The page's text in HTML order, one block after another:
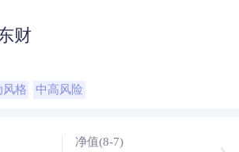
财
风格 中高风险
净值(8-7)